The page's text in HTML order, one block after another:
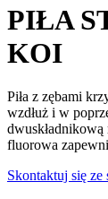
PIŁA
KOI
Piła z zębami
wzdłuż i w
dwuskładnikową
fluorowa
Skontaktuj się ze